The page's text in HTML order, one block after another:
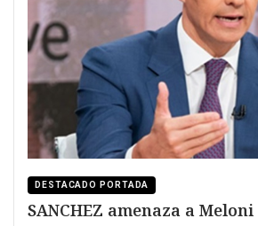
DESTACADO PORTADA
SANCHEZ amenaza a Meloni